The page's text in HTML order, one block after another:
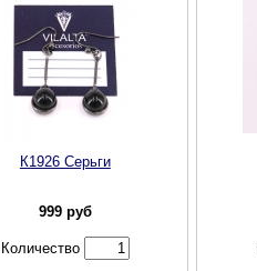
К1926 Серьги
999руб
Количество